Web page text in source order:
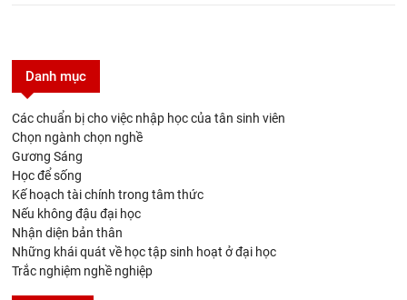
Danh mục
Các chuẩn bị cho việc nhập học của tân sinh viên
Chọn ngành chọn nghề
Gương Sáng
Học để sống
Kế hoạch tài chính trong tâm thức
Nếu không đậu đại học
Nhận diện bản thân
Những khái quát về học tập sinh hoạt ở đại học
Trắc nghiệm nghề nghiệp